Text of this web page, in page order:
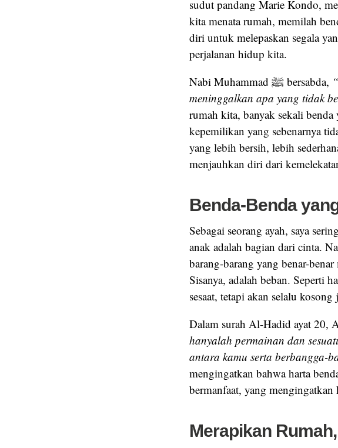
sudut pandang Marie Kondo,
kita menata rumah, memilah
diri untuk melepaskan segala
perjalanan hidup kita.
Nabi Muhammad ﷺ bersabda,
meninggalkan apa yang tidak
rumah kita, banyak sekali benda
kepemilikan yang sebenarnya
yang lebih bersih, lebih
menjauhkan diri dari
Benda-Benda
Sebagai seorang ayah, saya
anak adalah bagian dari cinta.
barang-barang yang benar-
Sisanya, adalah beban. Seperti
sesaat, tetapi akan selalu
Dalam surah Al-Hadid ayat 20,
hanyalah permainan dan
antara kamu serta berbangga-
mengingatkan bahwa harta
bermanfaat, yang
Merapikan